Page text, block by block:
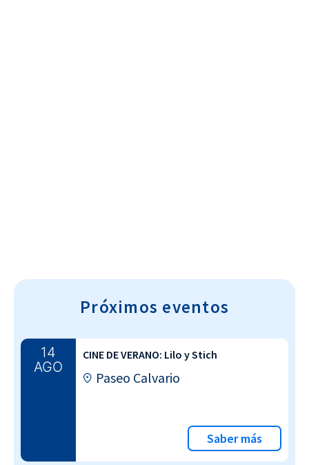
Próximos eventos
14
AGO
CINE DE VERANO: Lilo y Stich
Paseo Calvario
Saber más